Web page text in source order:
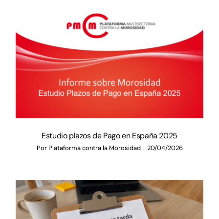
Prensa
Estudio plazos de Pago en España 2025
Por Plataforma contra la Morosidad | 20/04/2026